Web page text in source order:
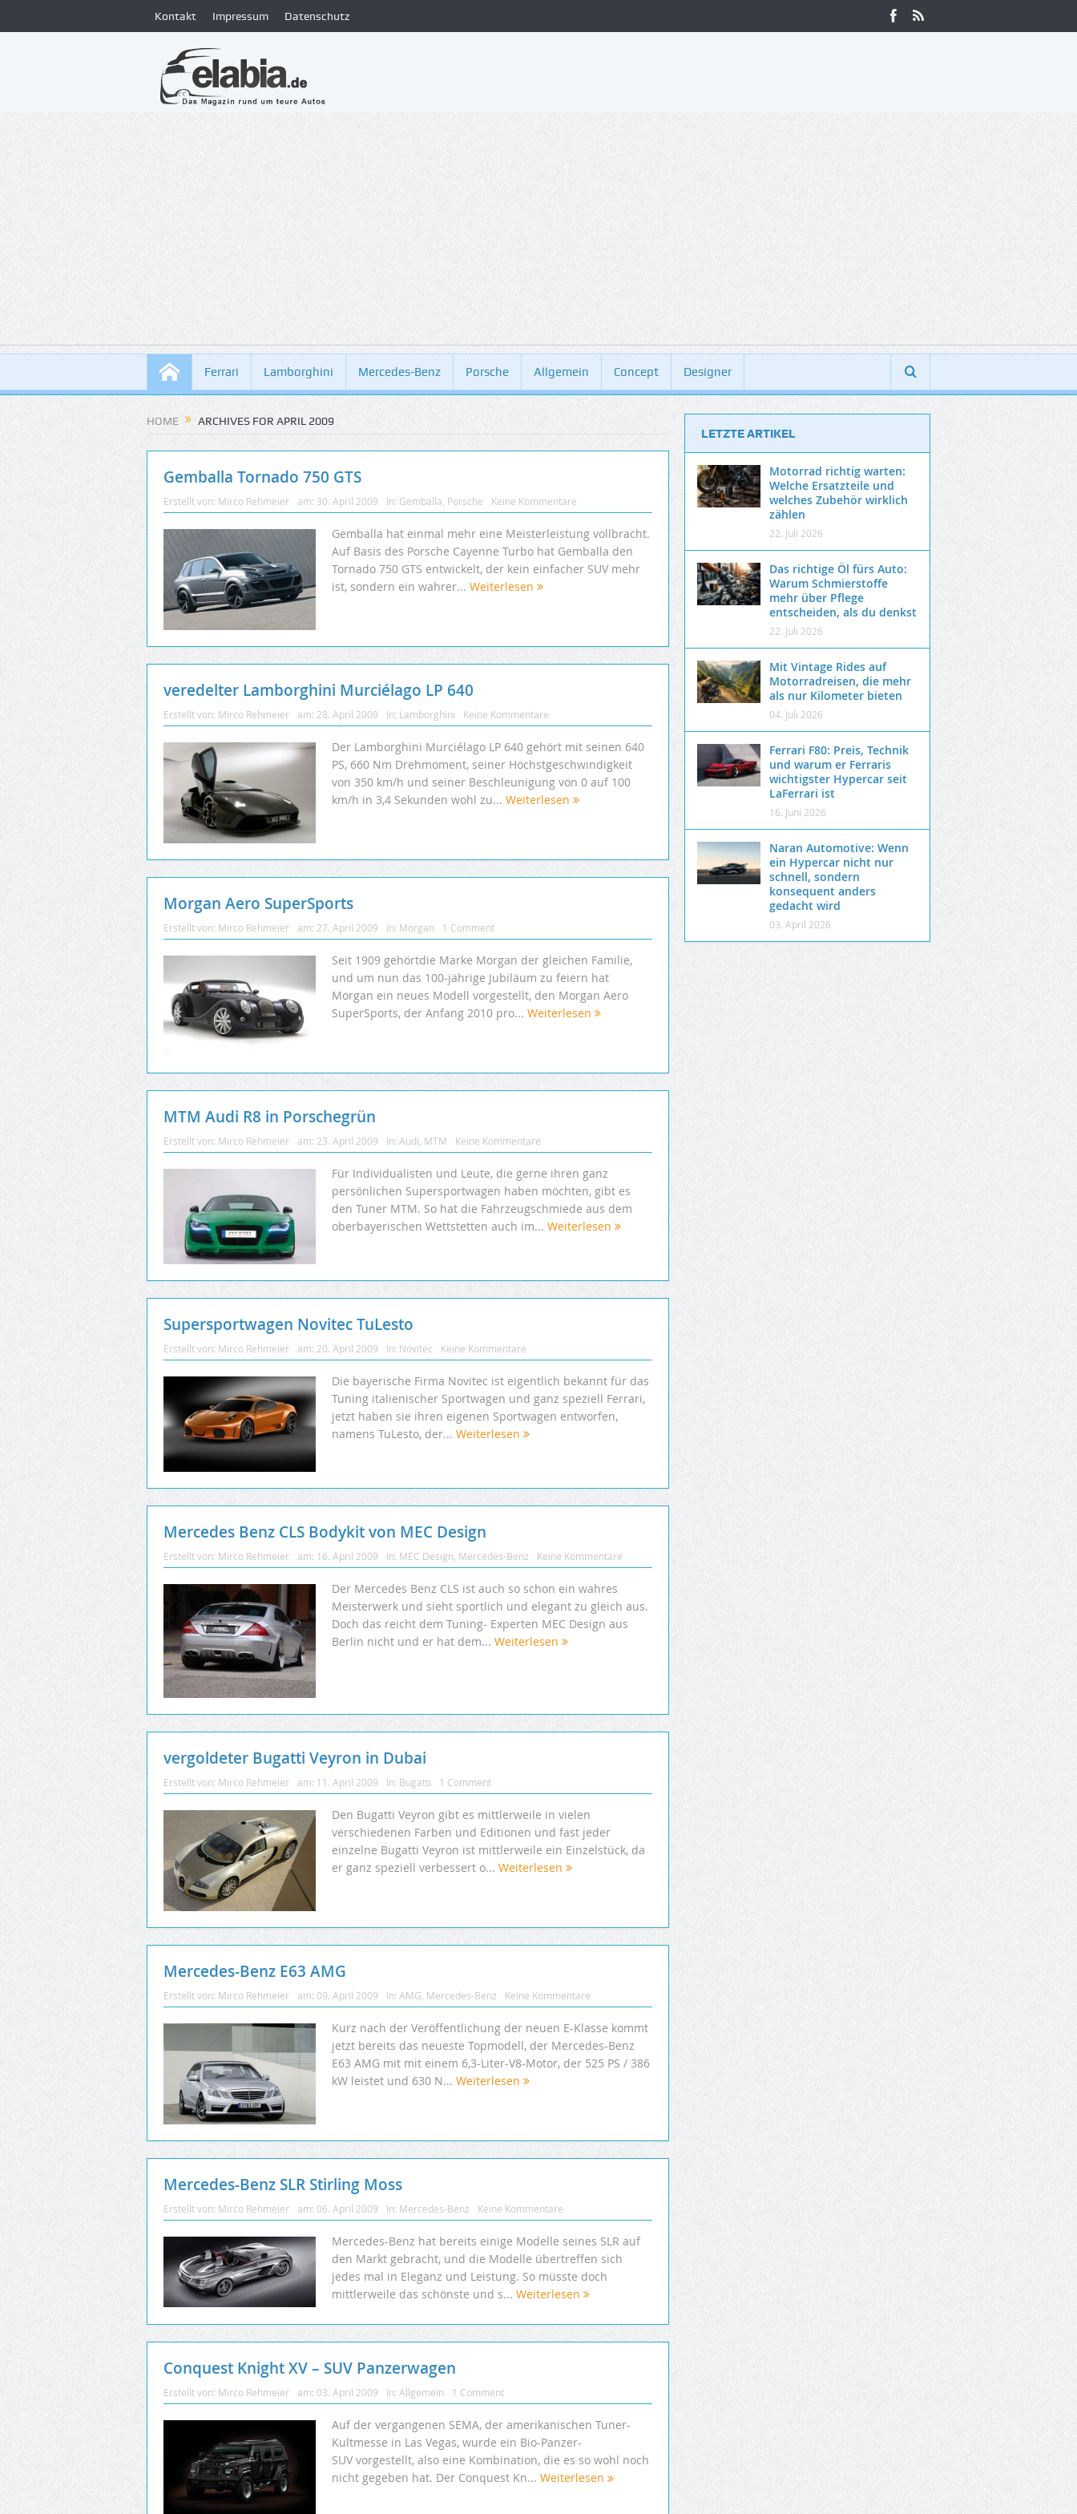
Kontakt Impressum Datenschutz
Ferrari Lamborghini Mercedes-Benz Porsche Allgemein Concept Designer
HOME ARCHIVES FOR APRIL 2009
Gemballa Tornado 750 GTS
Erstellt von: Mirco Rehmeier am: 30. April 2009 In: Gemballa Porsche Keine Kommentare
Gemballa hat einmal mehr eine Meisterleistung vollbracht.
Auf Basis des Porsche Cayenne Turbo hat Gemballa den
Tornado 750 GTS entwickelt, der kein einfacher SUV mehr
ist, sondern ein wahrer... Weiterlesen
veredelter Lamborghini Murciélago LP 640
Erstellt von: Mirco Rehmeier am: 28. April 2009 In: Lamborghini Keine Kommentare
Der Lamborghini Murciélago LP 640 gehört mit seinen 640
PS, 660 Nm Drehmoment, seiner Höchstgeschwindigkeit
von 350 km/h und seiner Beschleunigung von 0 auf 100
km/h in 3,4 Sekunden wohl zu... Weiterlesen
Morgan Aero SuperSports
Erstellt von: Mirco Rehmeier am: 27. April 2009 In: Morgan 1 Comment
Seit 1909 gehörtdie Marke Morgan der gleichen Familie,
und um nun das 100-jährige Jubiläum zu feiern hat
Morgan ein neues Modell vorgestellt, den Morgan Aero
SuperSports, der Anfang 2010 pro... Weiterlesen
MTM Audi R8 in Porschegrün
Erstellt von: Mirco Rehmeier am: 23. April 2009 In: Audi MTM Keine Kommentare
Für Individualisten und Leute, die gerne ihren ganz
persönlichen Supersportwagen haben möchten, gibt es
den Tuner MTM. So hat die Fahrzeugschmiede aus dem
oberbayerischen Wettstetten auch im... Weiterlesen
Supersportwagen Novitec TuLesto
Erstellt von: Mirco Rehmeier am: 20. April 2009 In: Novitec Keine Kommentare
Die bayerische Firma Novitec ist eigentlich bekannt für das
Tuning italienischer Sportwagen und ganz speziell Ferrari,
jetzt haben sie ihren eigenen Sportwagen entworfen,
namens TuLesto, der... Weiterlesen
Mercedes Benz CLS Bodykit von MEC Design
Erstellt von: Mirco Rehmeier am: 16. April 2009 In: MEC Design Mercedes-Benz Keine Kommentare
Der Mercedes Benz CLS ist auch so schon ein wahres
Meisterwerk und sieht sportlich und elegant zu gleich aus.
Doch das reicht dem Tuning- Experten MEC Design aus
Berlin nicht und er hat dem... Weiterlesen
vergoldeter Bugatti Veyron in Dubai
Erstellt von: Mirco Rehmeier am: 11. April 2009 In: Bugatti 1 Comment
Den Bugatti Veyron gibt es mittlerweile in vielen
verschiedenen Farben und Editionen und fast jeder
einzelne Bugatti Veyron ist mittlerweile ein Einzelstück, da
er ganz speziell verbessert o... Weiterlesen
Mercedes-Benz E63 AMG
Erstellt von: Mirco Rehmeier am: 09. April 2009 In: AMG Mercedes-Benz Keine Kommentare
Kurz nach der Veröffentlichung der neuen E-Klasse kommt
jetzt bereits das neueste Topmodell, der Mercedes-Benz
E63 AMG mit mit einem 6,3-Liter-V8-Motor, der 525 PS / 386
kW leistet und 630 N... Weiterlesen
Mercedes-Benz SLR Stirling Moss
Erstellt von: Mirco Rehmeier am: 06. April 2009 In: Mercedes-Benz Keine Kommentare
Mercedes-Benz hat bereits einige Modelle seines SLR auf
den Markt gebracht, und die Modelle übertreffen sich
jedes mal in Eleganz und Leistung. So müsste doch
mittlerweile das schönste und s... Weiterlesen
Conquest Knight XV – SUV Panzerwagen
Erstellt von: Mirco Rehmeier am: 03. April 2009 In: Allgemein 1 Comment
Auf der vergangenen SEMA, der amerikanischen Tuner-
Kultmesse in Las Vegas, wurde ein Bio-Panzer-
SUV vorgestellt, also eine Kombination, die es so wohl noch
nicht gegeben hat. Der Conquest Kn... Weiterlesen
LETZTE ARTIKEL
Motorrad richtig warten:
Welche Ersatzteile und
welches Zubehör wirklich
zählen
22. Juli 2026
Das richtige Öl fürs Auto:
Warum Schmierstoffe
mehr über Pflege
entscheiden, als du denkst
22. Juli 2026
Mit Vintage Rides auf
Motorradreisen, die mehr
als nur Kilometer bieten
04. Juli 2026
Ferrari F80: Preis, Technik
und warum er Ferraris
wichtigster Hypercar seit
LaFerrari ist
16. Juni 2026
Naran Automotive: Wenn
ein Hypercar nicht nur
schnell, sondern
konsequent anders
gedacht wird
03. April 2026